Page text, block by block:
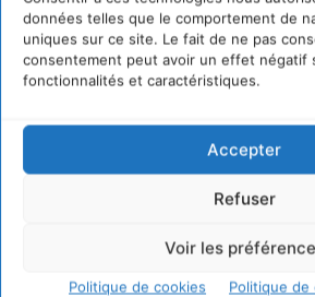
données telles que le comportement de
uniques sur ce site. Le fait de ne pas
consentement peut avoir un effet négatif
fonctionnalités et caractéristiques.
Accepter
Refuser
Voir les
Politique de cookies Politique
villes
29 juillet 2026
L’éco-anxiété informe et l’éco-
7 indicateurs pour des villes
adaptées au changement
27 juillet 2026